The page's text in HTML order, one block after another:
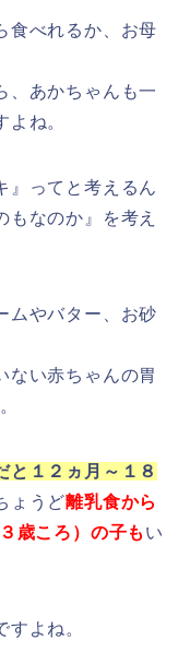
食べれるか、お母
、あかちゃんも一
ね。
』ってと考えるん
もなのか』を考え
ムやバター、お砂
ない赤ちゃんの胃
と１２ヵ月～１８
ょうど離乳食から
歳ころ）の子も い
よね。